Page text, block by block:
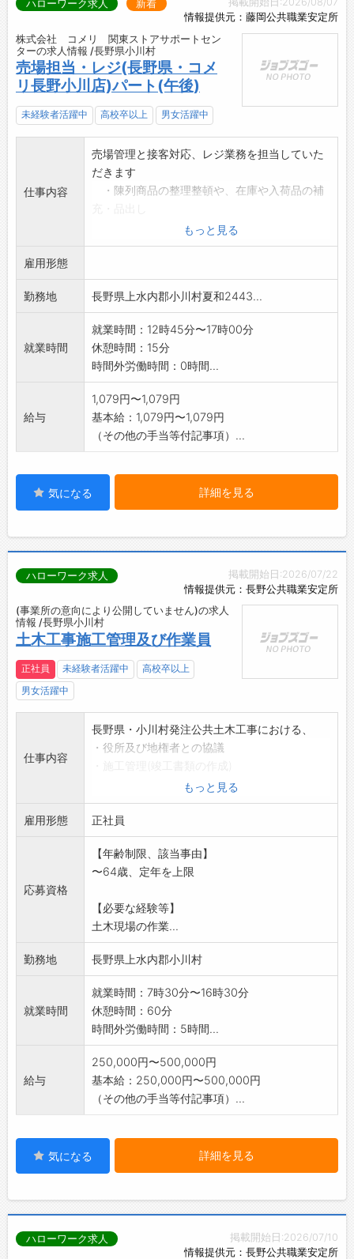
情報提供元：藤岡公共職業安定所
ハローワーク求人 新着
株式会社 コメリ 関東ストアサポートセン
ターの求人情報 /長野県小川村
売場担当・レジ(長野県・コメ
リ長野小川店)パート(午後)
未経験者活躍中 高校卒以上 男女活躍中
仕事内容
売場管理と接客対応、レジ業務を担当していた
だきます
・陳列商品の整理整頓や、在庫や入荷品の補
・欠品商品や広告商品の発注数登録、入荷後
の検収・陳列
・お客様からの商品問合せへの応対
・レジでの会計業務 その他に清掃もお願い
することがあります
★先輩スタッフが一から丁寧にお教えしますの
で、初めての方でも
ご安心ください ※レジの操作方法は、動画
★扶養の範囲内でのご就業が可能です
★勤務曜日や時間帯により、時給の加算があり
ます(賃金欄参照)
に問合せください
【変更範囲:変更なし】
もっと見る
雇用形態
勤務地 長野県上水内郡小川村夏和2443...
就業時間
就業時間：12時45分〜17時00分
休憩時間：15分
時間外労働時間：0時間...
給与
1,079円〜1,079円
基本給：1,079円〜1,079円
（その他の手当等付記事項）...
気になる 詳細を見る
掲載開始日:2026/07/22
情報提供元：長野公共職業安定所
ハローワーク求人
(事業所の意向により公開していません)の求人
情報 /長野県小川村
土木工事施工管理及び作業員
正社員 未経験者活躍中
高校卒以上
男女活躍中
仕事内容
長野県・小川村発注公共土木工事における、
・役所及び地権者との協議
・現場での作業(道路、河川、山等)
*現場は主に小川村、ほか長野市です。
【変更範囲:変更なし】
もっと見る
雇用形態 正社員
応募資格
【年齢制限、該当事由】
〜64歳、定年を上限
【必要な経験等】
土木現場の作業...
勤務地 長野県上水内郡小川村
就業時間
就業時間：7時30分〜16時30分
休憩時間：60分
時間外労働時間：5時間...
給与
250,000円〜500,000円
基本給：250,000円〜500,000円
（その他の手当等付記事項）...
気になる 詳細を見る
掲載開始日:2026/07/10
情報提供元：長野公共職業安定所
ハローワーク求人